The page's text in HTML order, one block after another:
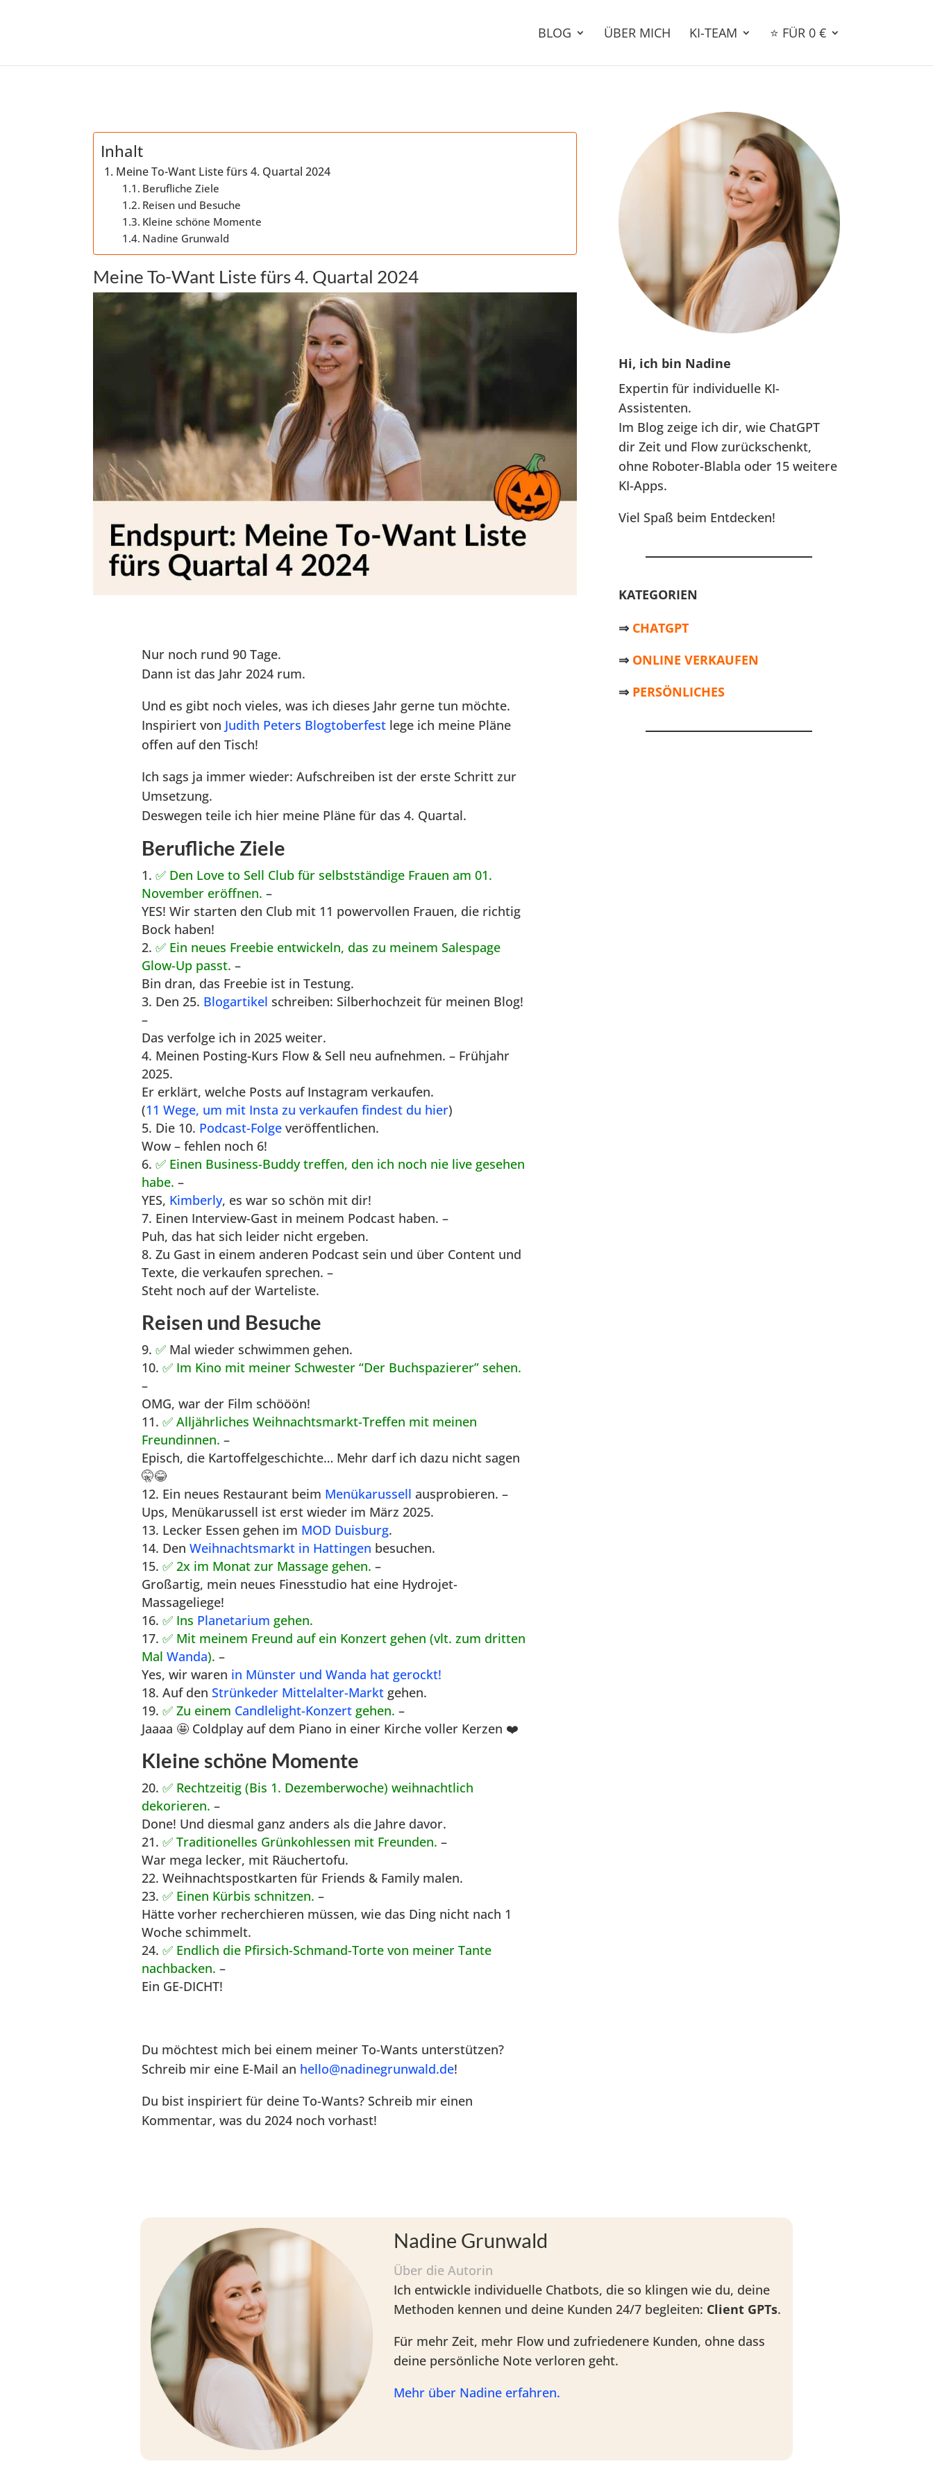
BLOG ÜBER MICH KI-TEAM ⭐ FÜR 0 €
Inhalt
Meine To-Want Liste fürs 4. Quartal 2024
Berufliche Ziele
Reisen und Besuche
Kleine schöne Momente
Nadine Grunwald
Meine To-Want Liste fürs 4. Quartal 2024
Nur noch rund 90 Tage.
Dann ist das Jahr 2024 rum.
Und es gibt noch vieles, was ich dieses Jahr gerne tun möchte.
Inspiriert von Judith Peters Blogtoberfest lege ich meine Pläne
offen auf den Tisch!
Ich sags ja immer wieder: Aufschreiben ist der erste Schritt zur
Umsetzung.
Deswegen teile ich hier meine Pläne für das 4. Quartal.
Berufliche Ziele
✅ Den Love to Sell Club für selbstständige Frauen am 01.
November eröffnen. –
YES! Wir starten den Club mit 11 powervollen Frauen, die richtig
Bock haben!
✅ Ein neues Freebie entwickeln, das zu meinem Salespage
Glow-Up passt.–
Bin dran, das Freebie ist in Testung.
Den 25. Blogartikel schreiben: Silberhochzeit für meinen Blog!
–
Das verfolge ich in 2025 weiter.
Meinen Posting-Kurs Flow & Sell neu aufnehmen. – Frühjahr
2025.
Er erklärt, welche Posts auf Instagram verkaufen.
(11 Wege, um mit Insta zu verkaufen findest du hier)
Die 10. Podcast-Folge veröffentlichen.
Wow – fehlen noch 6!
✅ Einen Business-Buddy treffen, den ich noch nie live gesehen
habe. –
YES, Kimberly, es war so schön mit dir!
Einen Interview-Gast in meinem Podcast haben. –
Puh, das hat sich leider nicht ergeben.
Zu Gast in einem anderen Podcast sein und über Content und
Texte, die verkaufen sprechen. –
Steht noch auf der Warteliste.
Reisen und Besuche
✅ Mal wieder schwimmen gehen.
✅ Im Kino mit meiner Schwester “Der Buchspazierer” sehen.
–
OMG, war der Film schööön!
✅ Alljährliches Weihnachtsmarkt-Treffen mit meinen
Freundinnen. –
Episch, die Kartoffelgeschichte… Mehr darf ich dazu nicht sagen
🤫😂
Ein neues Restaurant beim Menükarussell ausprobieren. –
Ups, Menükarussell ist erst wieder im März 2025.
Lecker Essen gehen im MOD Duisburg.
DenWeihnachtsmarkt in Hattingen besuchen.
✅ 2x im Monat zur Massage gehen. –
Großartig, mein neues Finesstudio hat eine Hydrojet-
Massageliege!
✅ Ins Planetarium gehen.
✅ Mit meinem Freund auf ein Konzert gehen (vlt. zum dritten
MalWanda). –
Yes, wir waren in Münster und Wanda hat gerockt!
Auf denStrünkeder Mittelalter-Markt gehen.
✅ Zu einem Candlelight-Konzert gehen. –
Jaaaa 🤩 Coldplay auf dem Piano in einer Kirche voller Kerzen ❤️
Kleine schöne Momente
✅ Rechtzeitig (Bis 1. Dezemberwoche) weihnachtlich
dekorieren.–
Done! Und diesmal ganz anders als die Jahre davor.
✅ Traditionelles Grünkohlessen mit Freunden.–
War mega lecker, mit Räuchertofu.
Weihnachtspostkarten für Friends & Family malen.
✅ Einen Kürbis schnitzen. –
Hätte vorher recherchieren müssen, wie das Ding nicht nach 1
Woche schimmelt.
✅ Endlich die Pfirsich-Schmand-Torte von meiner Tante
nachbacken.–
Ein GE-DICHT!
Du möchtest mich bei einem meiner To-Wants unterstützen?
Schreib mir eine E-Mail an hello@nadinegrunwald.de!
Du bist inspiriert für deine To-Wants? Schreib mir einen
Kommentar, was du 2024 noch vorhast!
Hi, ich bin Nadine
Expertin für individuelle KI-
Assistenten.
Im Blog zeige ich dir, wie ChatGPT
dir Zeit und Flow zurückschenkt,
ohne Roboter-Blabla oder 15 weitere
KI-Apps.
Viel Spaß beim Entdecken!
KATEGORIEN
⇒ CHATGPT
⇒ ONLINE VERKAUFEN
⇒ PERSÖNLICHES
Nadine Grunwald
Über die Autorin
Ich entwickle individuelle Chatbots, die so klingen wie du, deine
Methoden kennen und deine Kunden 24/7 begleiten: Client GPTs.
Für mehr Zeit, mehr Flow und zufriedenere Kunden, ohne dass
deine persönliche Note verloren geht.
Mehr über Nadine erfahren.